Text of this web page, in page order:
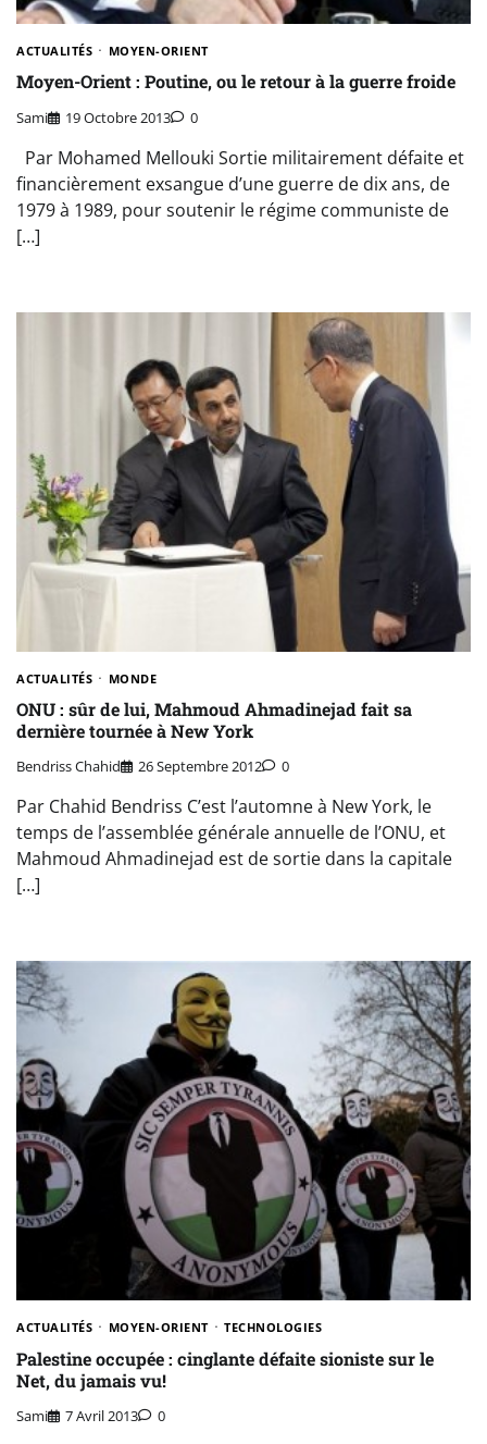
ACTUALITÉS MOYEN-ORIENT
Moyen-Orient : Poutine, ou le retour à la guerre froide
Sami 19 Octobre 2013 0
Par Mohamed Mellouki Sortie militairement défaite et
financièrement exsangue d’une guerre de dix ans, de
1979 à 1989, pour soutenir le régime communiste de
[…]
ACTUALITÉS MONDE
ONU : sûr de lui, Mahmoud Ahmadinejad fait sa
dernière tournée à New York
Bendriss Chahid 26 Septembre 2012 0
Par Chahid Bendriss C’est l’automne à New York, le
temps de l’assemblée générale annuelle de l’ONU, et
Mahmoud Ahmadinejad est de sortie dans la capitale
[…]
ACTUALITÉS MOYEN-ORIENT TECHNOLOGIES
Palestine occupée : cinglante défaite sioniste sur le
Net, du jamais vu!
Sami 7 Avril 2013 0